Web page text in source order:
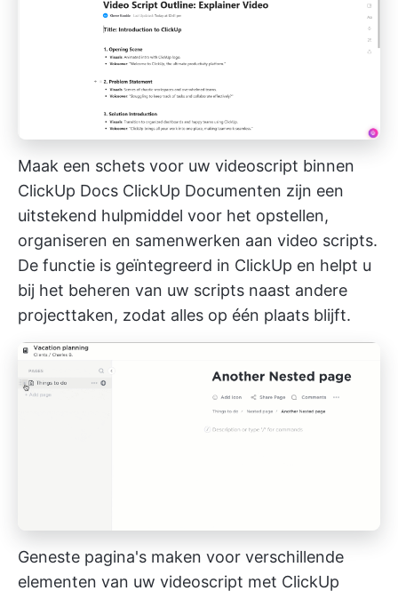
Maak een schets voor uw videoscript binnen
ClickUp Docs ClickUp Documenten zijn een
uitstekend hulpmiddel voor het opstellen,
organiseren en samenwerken aan video scripts.
De functie is geïntegreerd in ClickUp en helpt u
bij het beheren van uw scripts naast andere
projecttaken, zodat alles op één plaats blijft.
Geneste pagina's maken voor verschillende
elementen van uw videoscript met ClickUp